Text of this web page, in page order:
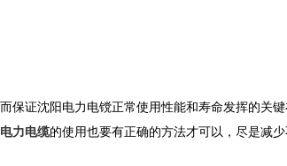
而保证沈阳电力电镋正常使用性能和寿命发挥的关
电力电缆的使用也要有正确的方法才可以，尽是减